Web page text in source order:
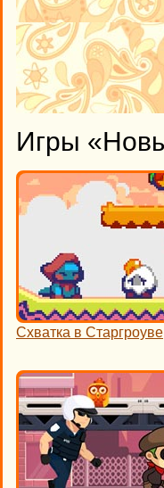
Игры
Схватка в Старгроуве